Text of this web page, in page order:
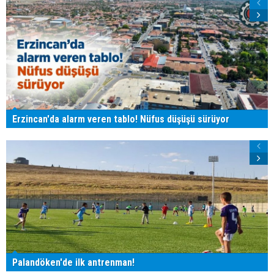
Erzincan'da alarm veren tablo! Nüfus düşüşü sürüyor
Palandöken'de ilk antrenman!